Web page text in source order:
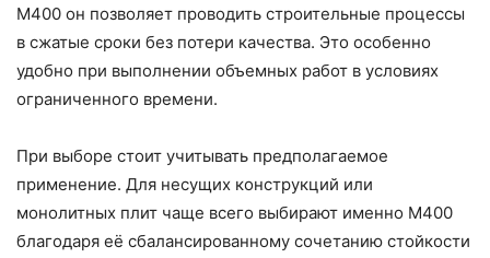
М400 он позволяет проводить строительные процессы
в сжатые сроки без потери качества. Это особенно
удобно при выполнении объемных работ в условиях
ограниченного времени.
При выборе стоит учитывать предполагаемое
применение. Для несущих конструкций или
монолитных плит чаще всего выбирают именно М400
благодаря её сбалансированному сочетанию стойкости